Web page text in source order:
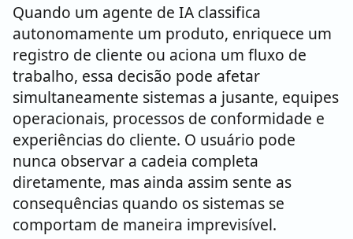
Quando um agente de IA classifica
autonomamente um produto, enriquece um
registro de cliente ou aciona um fluxo de
trabalho, essa decisão pode afetar
simultaneamente sistemas a jusante, equipes
operacionais, processos de conformidade e
experiências do cliente. O usuário pode
nunca observar a cadeia completa
diretamente, mas ainda assim sente as
consequências quando os sistemas se
comportam de maneira imprevisível.